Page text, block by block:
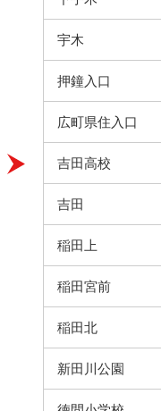
宇木
押鐘入口
広町県住入口
吉田高校
吉田
稲田上
稲田宮前
稲田北
新田川公園